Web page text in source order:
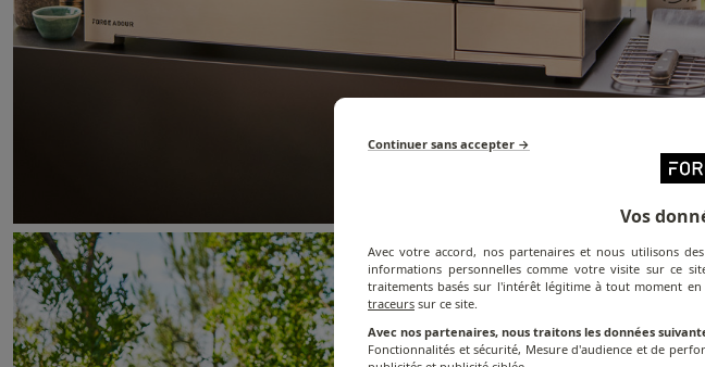
Continuer sans accepter →
Vos
Avec votre accord, nos partenaires et nous utilisons
informations personnelles comme votre visite sur ce
traitements basés sur l'intérêt légitime à tout moment
traceurs sur ce site.
Avec nos partenaires, nous traitons les données
Fonctionnalités et sécurité, Mesure d'audience et de